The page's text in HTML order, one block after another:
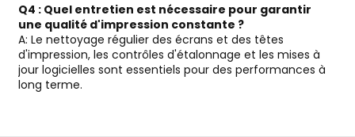
Q4 : Quel entretien est nécessaire pour garantir
une qualité d'impression constante ?
A: Le nettoyage régulier des écrans et des têtes
d'impression, les contrôles d'étalonnage et les mises à
jour logicielles sont essentiels pour des performances à
long terme.